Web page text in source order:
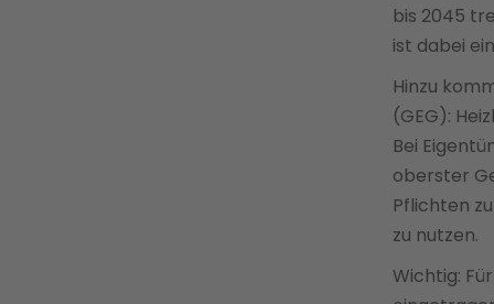
bis 2045
ist dabei
Hinzu
(GEG):
Bei
oberster
Pflichten
zu nutzen.
Wichtig: